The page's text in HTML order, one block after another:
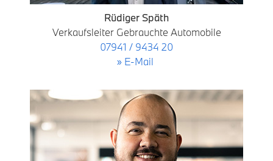
Rüdiger Späth
Verkaufsleiter Gebrauchte Automobile
07941 / 9434 20
» E-Mail